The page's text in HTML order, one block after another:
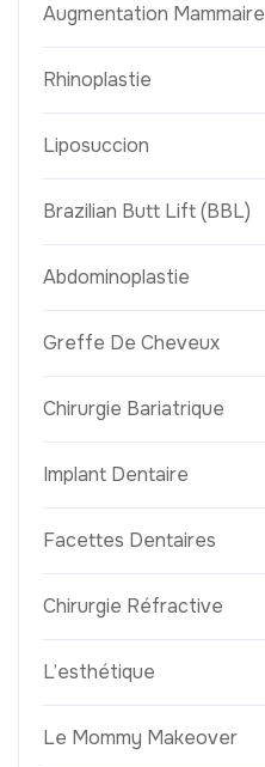
Augmentation Mammaire
Rhinoplastie
Liposuccion
Brazilian Butt Lift (BBL)
Abdominoplastie
Greffe De Cheveux
Chirurgie Bariatrique
Implant Dentaire
Facettes Dentaires
Chirurgie Réfractive
L’esthétique
Le Mommy Makeover